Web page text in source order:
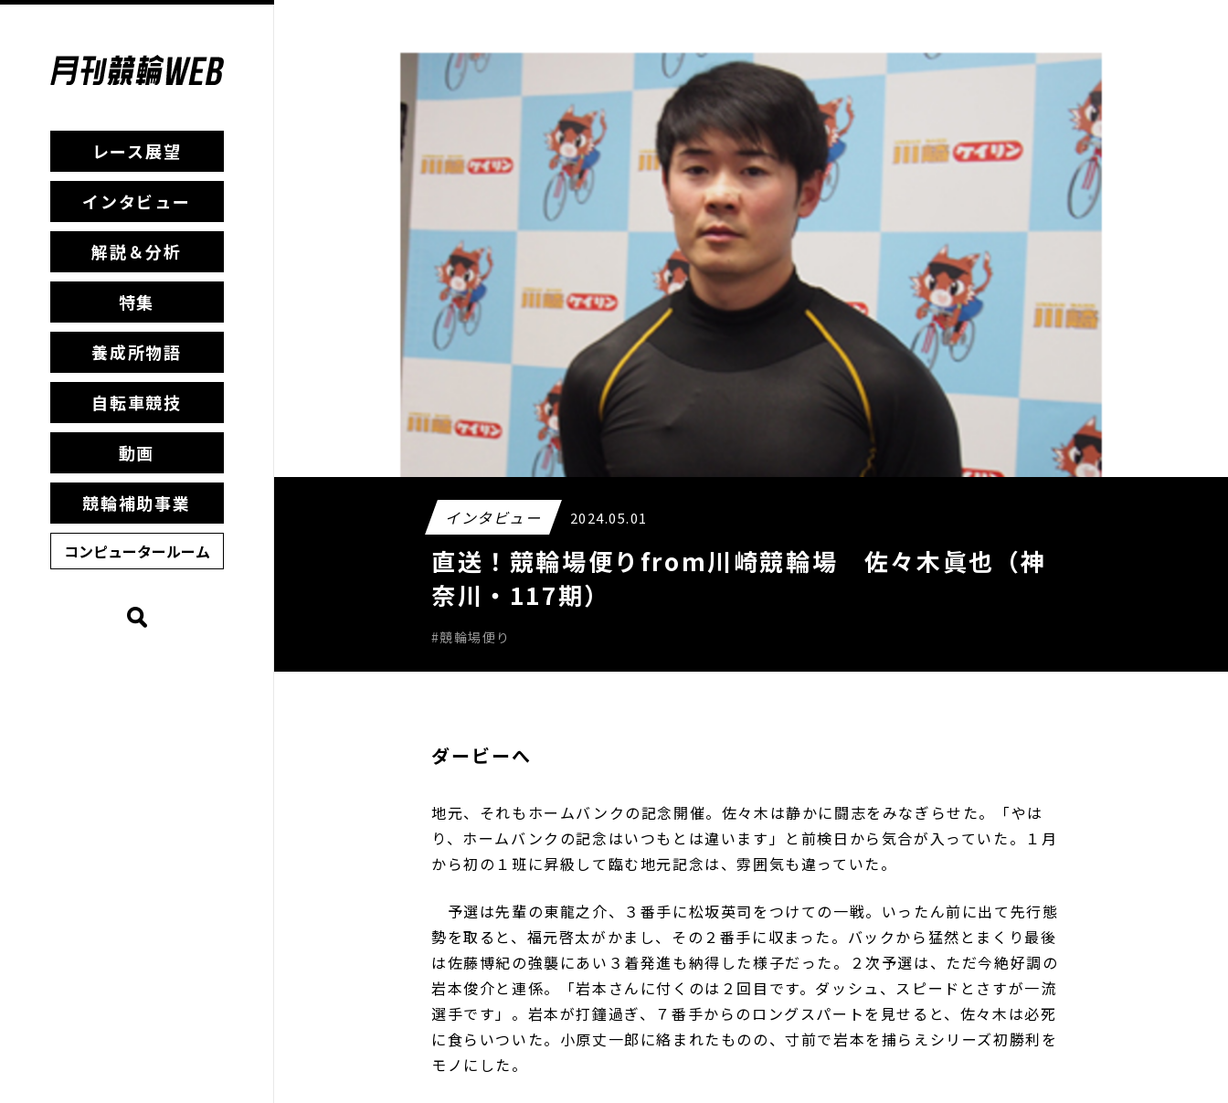
レース展望
インタビュー
解説＆分析
特集
養成所物語
自転車競技
動画
競輪補助事業
コンピュータールーム
インタビュー 2024.05.01
直送！競輪場便りfrom川崎競輪場 佐々木眞也（神
奈川・117期）
#競輪場便り
ダービーへ
地元、それもホームバンクの記念開催。佐々木は静かに闘志をみなぎらせた。「やは
り、ホームバンクの記念はいつもとは違います」と前検日から気合が入っていた。１月
から初の１班に昇級して臨む地元記念は、雰囲気も違っていた。
予選は先輩の東龍之介、３番手に松坂英司をつけての一戦。いったん前に出て先行態
勢を取ると、福元啓太がかまし、その２番手に収まった。バックから猛然とまくり最後
は佐藤博紀の強襲にあい３着発進も納得した様子だった。２次予選は、ただ今絶好調の
岩本俊介と連係。「岩本さんに付くのは２回目です。ダッシュ、スピードとさすが一流
選手です」。岩本が打鐘過ぎ、７番手からのロングスパートを見せると、佐々木は必死
に食らいついた。小原丈一郎に絡まれたものの、寸前で岩本を捕らえシリーズ初勝利を
モノにした。